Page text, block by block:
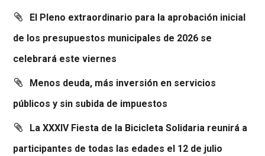
El Pleno extraordinario para la aprobación inicial
de los presupuestos municipales de 2026 se
celebrará este viernes
Menos deuda, más inversión en servicios
públicos y sin subida de impuestos
La XXXIV Fiesta de la Bicicleta Solidaria reunirá a
participantes de todas las edades el 12 de julio